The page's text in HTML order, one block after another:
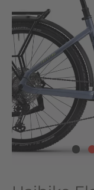
i720Wh
Trekking
7.5
12-
Gang
Deore
XT
2025
Menge